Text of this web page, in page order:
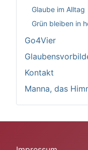
Glaube im Alltag
Grün bleiben in
Go4Vier
Kontakt
Manna, das